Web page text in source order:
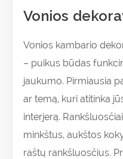
Vonios
Vonios kambario
– puikus būdas
jaukumo. Pirmiausia
ar temą, kuri atitinka
interjerą.
minkštus, aukštos
raštų rankšluosčius.